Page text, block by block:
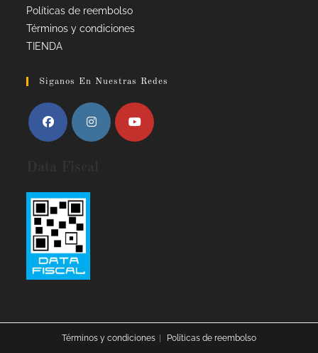
Políticas de reembolso
Términos y condiciones
TIENDA
Siganos En Nuestras Redes
Términos y condiciones Políticas de reembolso